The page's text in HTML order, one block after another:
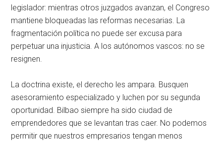
legislador: mientras otros juzgados avanzan, el Congreso
mantiene bloqueadas las reformas necesarias. La
fragmentación política no puede ser excusa para
perpetuar una injusticia. A los autónomos vascos: no se
resignen.
La doctrina existe, el derecho les ampara. Busquen
asesoramiento especializado y luchen por su segunda
oportunidad. Bilbao siempre ha sido ciudad de
emprendedores que se levantan tras caer. No podemos
permitir que nuestros empresarios tengan menos